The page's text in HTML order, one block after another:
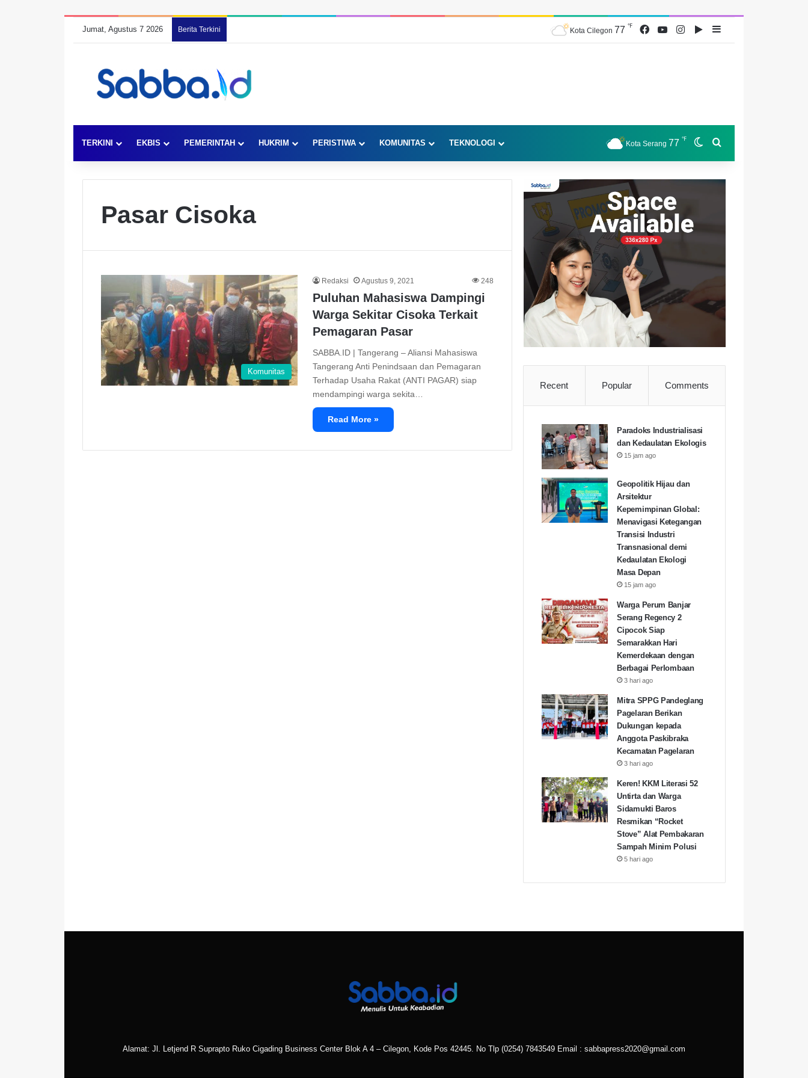
Jumat, Agustus 7 2026 Berita Terkini Kota Cilegon 77 ℉ FacebookYouTubeInstagram
Google Play
TERKINI EKBIS PEMERINTAH HUKRIM PERISTIWA KOMUNITAS TEKNOLOGI Kota Serang 77 ℉ Switch skin
Pasar Cisoka
Komunitas
Redaksi Agustus 9, 2021 248
Puluhan Mahasiswa Dampingi
Warga Sekitar Cisoka Terkait
Pemagaran Pasar
SABBA.ID | Tangerang – Aliansi Mahasiswa
Tangerang Anti Penindsaan dan Pemagaran
Terhadap Usaha Rakat (ANTI PAGAR) siap
mendampingi warga sekita…
Read More »
Recent Popular Comments
Paradoks Industrialisasi
dan Kedaulatan Ekologis
15 jam ago
Geopolitik Hijau dan
Arsitektur
Kepemimpinan Global:
Menavigasi Ketegangan
Transisi Industri
Transnasional demi
Kedaulatan Ekologi
Masa Depan
15 jam ago
Warga Perum Banjar
Serang Regency 2
Cipocok Siap
Semarakkan Hari
Kemerdekaan dengan
Berbagai Perlombaan
3 hari ago
Mitra SPPG Pandeglang
Pagelaran Berikan
Dukungan kepada
Anggota Paskibraka
Kecamatan Pagelaran
3 hari ago
Keren! KKM Literasi 52
Untirta dan Warga
Sidamukti Baros
Resmikan “Rocket
Stove” Alat Pembakaran
Sampah Minim Polusi
5 hari ago
Alamat: Jl. Letjend R Suprapto Ruko Cigading Business Center Blok A 4 – Cilegon, Kode Pos 42445. No Tlp (0254) 7843549 Email : sabbapress2020@gmail.com